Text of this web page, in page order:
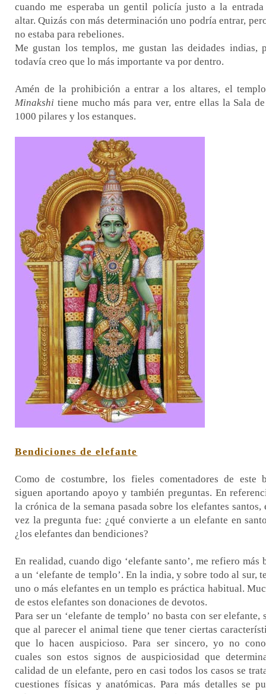
cuando me esperaba un gentil policía justo a la
altar. Quizás con más determinación uno podría entrar,
no estaba para rebeliones.
Me gustan los templos, me gustan las deidades indias,
todavía creo que lo más importante va por dentro.
Amén de la prohibición a entrar a los altares, el
Minakshi tiene mucho más para ver, entre ellas la Sala
1000 pilares y los estanques.
Bendiciones de elefante
Como de costumbre, los fieles comentadores de este
siguen aportando apoyo y también preguntas. En
la crónica de la semana pasada sobre los elefantes santos,
vez la pregunta fue: ¿qué convierte a un elefante en
¿los elefantes dan bendiciones?
En realidad, cuando digo ‘elefante santo’, me refiero más
a un ‘elefante de templo’. En la india, y sobre todo al sur,
uno o más elefantes en un templo es práctica habitual.
de estos elefantes son donaciones de devotos.
Para ser un ‘elefante de templo’ no basta con ser elefante,
que al parecer el animal tiene que tener ciertas
que lo hacen auspicioso. Para ser sincero, yo no
cuales son estos signos de auspiciosidad que
calidad de un elefante, pero en casi todos los casos se
cuestiones físicas y anatómicas. Para más detalles se